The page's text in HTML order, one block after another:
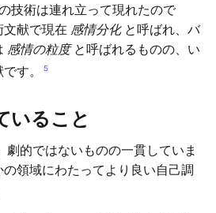
技術は連れ立って現れたので
献で現在 感情分化と呼ばれ、バ
感情の粒度と呼ばれるものの、い
す。
5
いること
劇的ではないものの一貫していま
領域にわたってより良い自己調